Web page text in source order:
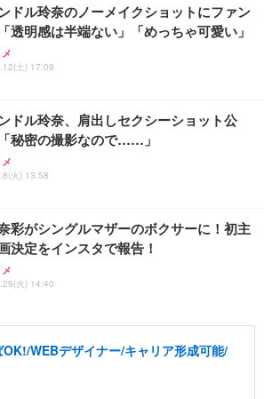
ドル玲奈のノーメイクショットにファン
透明感は半端ない」「めっちゃ可愛い」
土) 17:09
ドル玲奈、肩出しセクシーショット公
秘密の撮影なので……」
火) 13:58
彩がシングルマザーのボクサーに！初主
決定をインスタで報告！
火) 14:40
WEBデザイナー/キャリア形成可能/